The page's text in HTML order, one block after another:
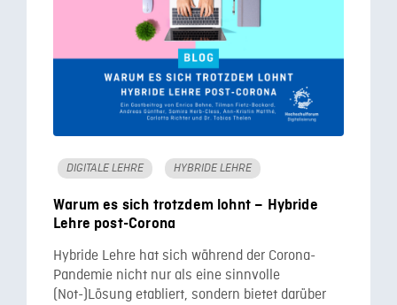
DIGITALE LEHRE HYBRIDE LEHRE
Warum es sich trotzdem lohnt – Hybride
Lehre post-Corona
Hybride Lehre hat sich während der Corona-
Pandemie nicht nur als eine sinnvolle
(Not-)Lösung etabliert, sondern bietet darüber